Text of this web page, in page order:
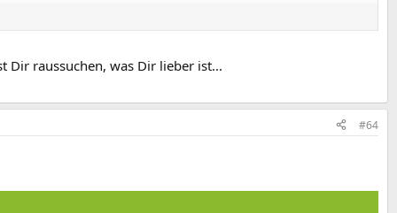
Dir raussuchen, was Dir lieber ist...
#64